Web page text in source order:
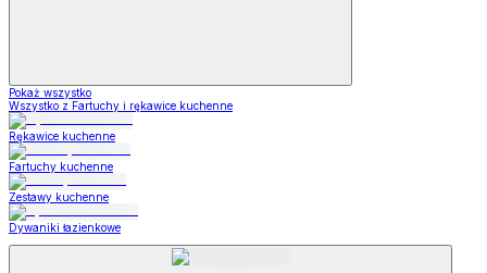
Pokaż wszystko
Wszystko z Fartuchy i rękawice kuchenne
Rękawice kuchenne
Fartuchy kuchenne
Zestawy kuchenne
Dywaniki łazienkowe